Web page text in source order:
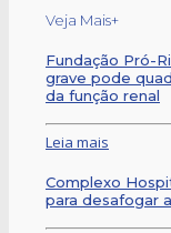
Veja Mais+
Fundação Pró-
grave pode
da função renal
Leia mais
Complexo
para desafogar